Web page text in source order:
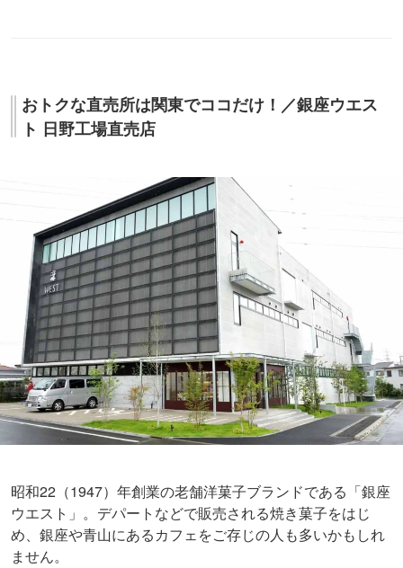
おトクな直売所は関東でココだけ！／銀座ウエス
ト 日野工場直売店
昭和22（1947）年創業の老舗洋菓子ブランドである「銀座
ウエスト」。デパートなどで販売される焼き菓子をはじ
め、銀座や青山にあるカフェをご存じの人も多いかもしれ
ません。